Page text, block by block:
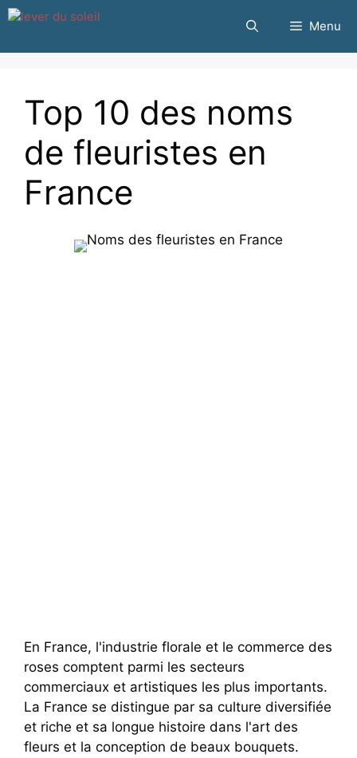
Passer
contenu
Menu
Top 10 des noms
de fleuristes en
France
En France, l'industrie florale et le commerce des
roses comptent parmi les secteurs
commerciaux et artistiques les plus importants.
La France se distingue par sa culture diversifiée
et riche et sa longue histoire dans l'art des
fleurs et la conception de beaux bouquets.